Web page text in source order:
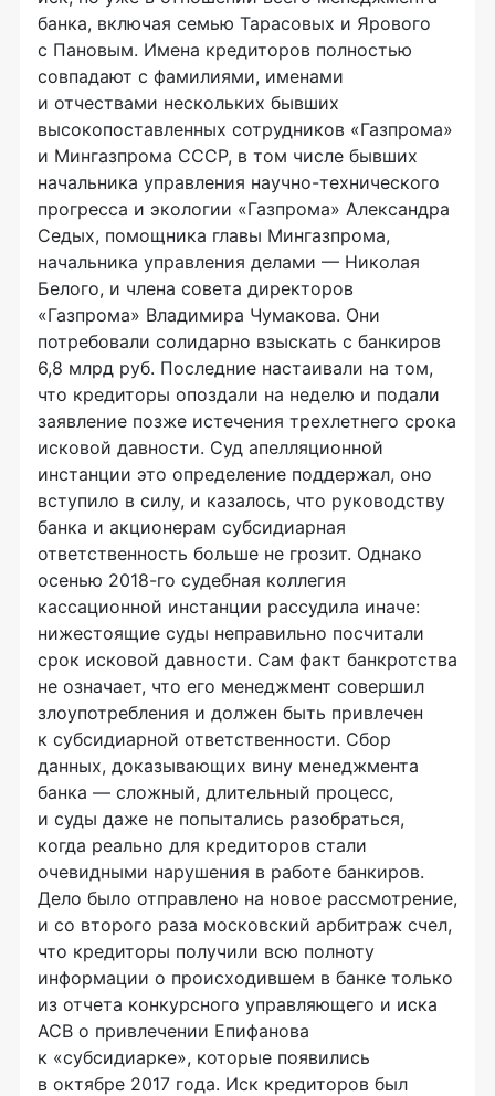
банка, включая семью Тарасовых и Ярового
с Пановым. Имена кредиторов полностью
совпадают с фамилиями, именами
и отчествами нескольких бывших
высокопоставленных сотрудников «Газпрома»
и Мингазпрома СССР, в том числе бывших
начальника управления научно-технического
прогресса и экологии «Газпрома» Александра
Седых, помощника главы Мингазпрома,
начальника управления делами — Николая
Белого, и члена совета директоров
«Газпрома» Владимира Чумакова. Они
потребовали солидарно взыскать с банкиров
6,8 млрд руб. Последние настаивали на том,
что кредиторы опоздали на неделю и подали
заявление позже истечения трехлетнего срока
исковой давности. Суд апелляционной
инстанции это определение поддержал, оно
вступило в силу, и казалось, что руководству
банка и акционерам субсидиарная
ответственность больше не грозит. Однако
осенью 2018-го судебная коллегия
кассационной инстанции рассудила иначе:
нижестоящие суды неправильно посчитали
срок исковой давности. Сам факт банкротства
не означает, что его менеджмент совершил
злоупотребления и должен быть привлечен
к субсидиарной ответственности. Сбор
данных, доказывающих вину менеджмента
банка — сложный, длительный процесс,
и суды даже не попытались разобраться,
когда реально для кредиторов стали
очевидными нарушения в работе банкиров.
Дело было отправлено на новое рассмотрение,
и со второго раза московский арбитраж счел,
что кредиторы получили всю полноту
информации о происходившем в банке только
из отчета конкурсного управляющего и иска
АСВ о привлечении Епифанова
к «субсидиарке», которые появились
в октябре 2017 года. Иск кредиторов был